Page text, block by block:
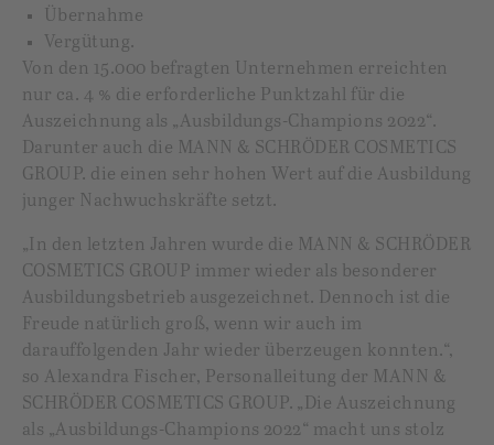
Übernahme
Vergütung.
Von den 15.000 befragten Unternehmen erreichten
nur ca. 4 % die erforderliche Punktzahl für die
Auszeichnung als „Ausbildungs-Champions 2022“.
Darunter auch die MANN & SCHRÖDER COSMETICS
GROUP. die einen sehr hohen Wert auf die Ausbildung
junger Nachwuchskräfte setzt.
„In den letzten Jahren wurde die MANN & SCHRÖDER
COSMETICS GROUP immer wieder als besonderer
Ausbildungsbetrieb ausgezeichnet. Dennoch ist die
Freude natürlich groß, wenn wir auch im
darauffolgenden Jahr wieder überzeugen konnten.“,
so Alexandra Fischer, Personalleitung der MANN &
SCHRÖDER COSMETICS GROUP. „Die Auszeichnung
als „Ausbildungs-Champions 2022“ macht uns stolz